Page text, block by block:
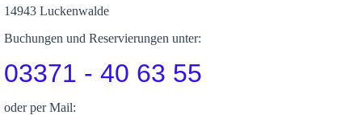
14943 Luckenwalde
Buchungen und Reservierungen unter:
03371 - 40 63 55
oder per Mail: